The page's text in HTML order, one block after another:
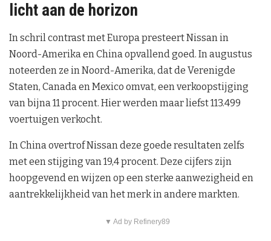
licht aan de horizon
In schril contrast met Europa presteert Nissan in
Noord-Amerika en China opvallend goed. In augustus
noteerden ze in Noord-Amerika, dat de Verenigde
Staten, Canada en Mexico omvat, een verkoopstijging
van bijna 11 procent. Hier werden maar liefst 113.499
voertuigen verkocht.
In China overtrof Nissan deze goede resultaten zelfs
met een stijging van 19,4 procent. Deze cijfers zijn
hoopgevend en wijzen op een sterke aanwezigheid en
aantrekkelijkheid van het merk in andere markten.
▼ Ad by Refinery89